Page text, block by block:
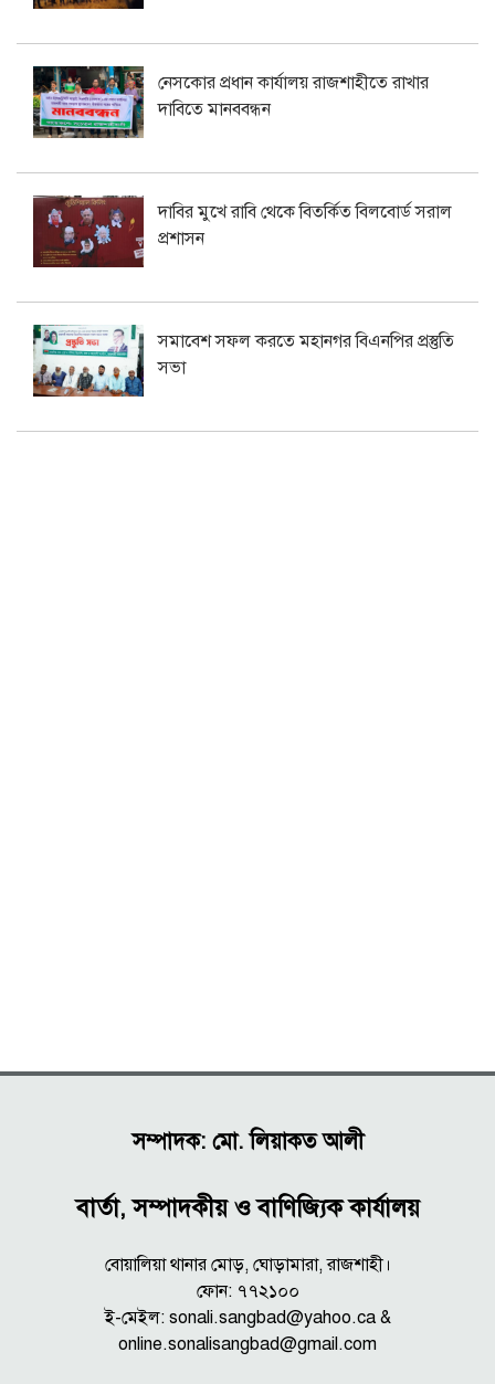
নেসকোর প্রধান কার্যালয় রাজশাহীতে রাখার
দাবিতে মানববন্ধন
দাবির মুখে রাবি থেকে বিতর্কিত বিলবোর্ড সরাল
প্রশাসন
সমাবেশ সফল করতে মহানগর বিএনপির প্রস্তুতি
সভা
সম্পাদক: মো. লিয়াকত আলী
বার্তা, সম্পাদকীয় ও বাণিজ্যিক কার্যালয়
বোয়ালিয়া থানার মোড়, ঘোড়ামারা, রাজশাহী।
ফোন: ৭৭২১০০
ই-মেইল: sonali.sangbad@yahoo.ca &
online.sonalisangbad@gmail.com